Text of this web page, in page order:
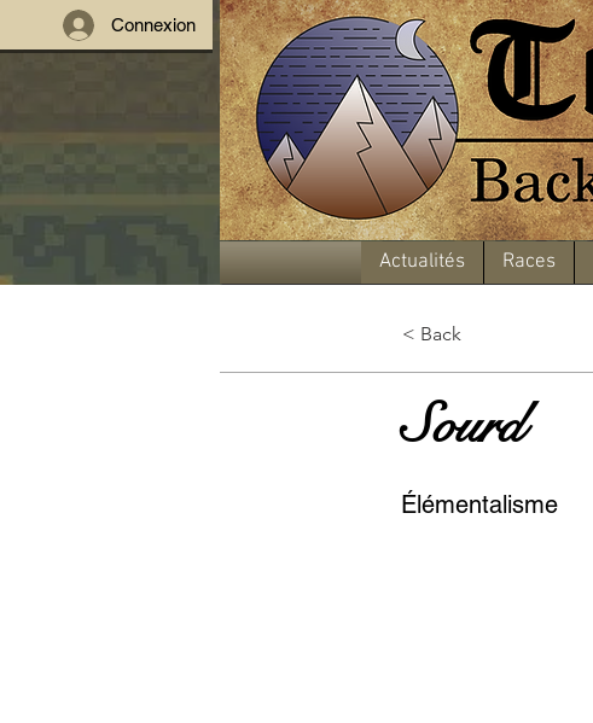
Connexion
Actualités Races
< Back
Sourd
Élémentalisme